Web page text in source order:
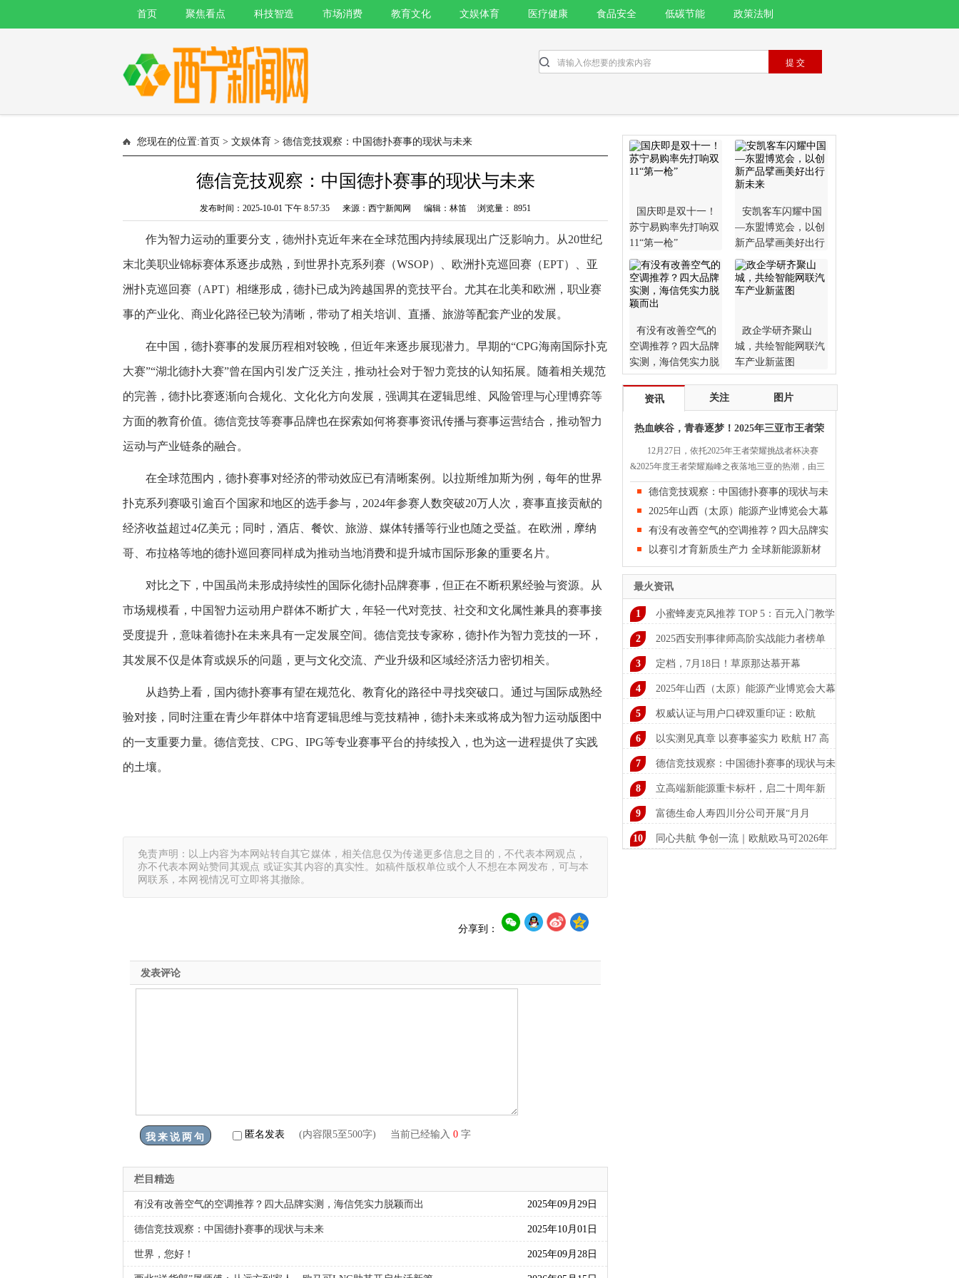
首页 聚焦看点 科技智造 市场消费 教育文化 文娱体育 医疗健康 食品安全 低碳节能 政策法制
您现在的位置:首页 > 文娱体育 > 德信竞技观察：中国德扑赛事的现状与未来
德信竞技观察：中国德扑赛事的现状与未来
发布时间：2025-10-01 下午 8:57:35 来源：西宁新闻网 编辑：林笛 浏览量： 8951
作为智力运动的重要分支，德州扑克近年来在全球范围内持续展现出广泛影响力。从20世纪
末北美职业锦标赛体系逐步成熟，到世界扑克系列赛（WSOP）、欧洲扑克巡回赛（EPT）、亚
洲扑克巡回赛（APT）相继形成，德扑已成为跨越国界的竞技平台。尤其在北美和欧洲，职业赛
事的产业化、商业化路径已较为清晰，带动了相关培训、直播、旅游等配套产业的发展。
在中国，德扑赛事的发展历程相对较晚，但近年来逐步展现潜力。早期的“CPG海南国际扑克
大赛”“湖北德扑大赛”曾在国内引发广泛关注，推动社会对于智力竞技的认知拓展。随着相关规范
的完善，德扑比赛逐渐向合规化、文化化方向发展，强调其在逻辑思维、风险管理与心理博弈等
方面的教育价值。德信竞技等赛事品牌也在探索如何将赛事资讯传播与赛事运营结合，推动智力
运动与产业链条的融合。
在全球范围内，德扑赛事对经济的带动效应已有清晰案例。以拉斯维加斯为例，每年的世界
扑克系列赛吸引逾百个国家和地区的选手参与，2024年参赛人数突破20万人次，赛事直接贡献的
经济收益超过4亿美元；同时，酒店、餐饮、旅游、媒体转播等行业也随之受益。在欧洲，摩纳
哥、布拉格等地的德扑巡回赛同样成为推动当地消费和提升城市国际形象的重要名片。
对比之下，中国虽尚未形成持续性的国际化德扑品牌赛事，但正在不断积累经验与资源。从
市场规模看，中国智力运动用户群体不断扩大，年轻一代对竞技、社交和文化属性兼具的赛事接
受度提升，意味着德扑在未来具有一定发展空间。德信竞技专家称，德扑作为智力竞技的一环，
其发展不仅是体育或娱乐的问题，更与文化交流、产业升级和区域经济活力密切相关。
从趋势上看，国内德扑赛事有望在规范化、教育化的路径中寻找突破口。通过与国际成熟经
验对接，同时注重在青少年群体中培育逻辑思维与竞技精神，德扑未来或将成为智力运动版图中
的一支重要力量。德信竞技、CPG、IPG等专业赛事平台的持续投入，也为这一进程提供了实践
的土壤。
免责声明：以上内容为本网站转自其它媒体，相关信息仅为传递更多信息之目的，不代表本网观点，
亦不代表本网站赞同其观点 或证实其内容的真实性。如稿件版权单位或个人不想在本网发布，可与本
网联系，本网视情况可立即将其撤除。
分享到：
发表评论
匿名发表 (内容限5至500字) 当前已经输入 0 字
栏目精选
有没有改善空气的空调推荐？四大品牌实测，海信凭实力脱颖而出 2025年09月29日
德信竞技观察：中国德扑赛事的现状与未来 2025年10月01日
世界，您好！ 2025年09月28日
国庆即是双十一！
苏宁易购率先打响双
11“第一枪”
安凯客车闪耀中国
—东盟博览会，以创
新产品擘画美好出行
新未来
有没有改善空气的
空调推荐？四大品牌
实测，海信凭实力脱
颖而出
政企学研齐聚山
城，共绘智能网联汽
车产业新蓝图
资讯 关注 图片
热血峡谷，青春逐梦！2025年三亚市王者荣
耀
12月27日，依托2025年王者荣耀挑战者杯决赛
&2025年度王者荣耀巅峰之夜落地三亚的热潮，由三
亚市旅游和文化广电体育局、共青团三亚市委员会指
导，三亚学院体育学院、海南麓城文化产业发展有限
公司联合主办，海……
德信竞技观察：中国德扑赛事的现状与未
来
2025年山西（太原）能源产业博览会大幕
将启有没有改善空气的空调推荐？四大品牌实
测， 以赛引才育新质生产力 全球新能源新材
料精
最火资讯
小蜜蜂麦克风推荐 TOP 5：百元入门教学
直播
2025西安刑事律师高阶实战能力者榜单
定档，7月18日！草原那达慕开幕
2025年山西（太原）能源产业博览会大幕
将启
权威认证与用户口碑双重印证：欧航
H7“高效以实测见真章 以赛事鉴实力 欧航 H7 高
效性
德信竞技观察：中国德扑赛事的现状与未
来
立高端新能源重卡标杆，启二十周年新
程|欧
富德生命人寿四川分公司开展“月月
3.15”消保同心共航 争创一流｜欧航欧马可2026年